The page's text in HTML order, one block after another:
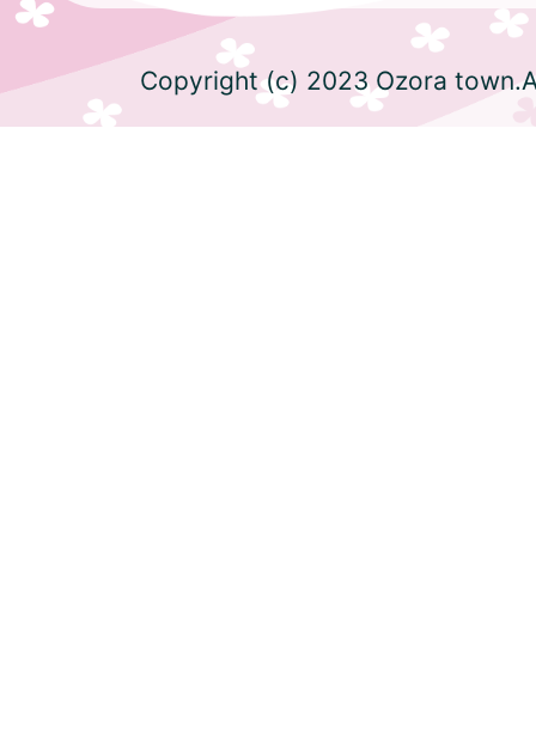
Copyright (c) 2023 Ozora